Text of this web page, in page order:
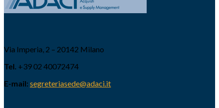
Via Imperia, 2 – 20142 Milano
Tel. +39 02 40072474
E-mail: segreteriasede@adaci.it